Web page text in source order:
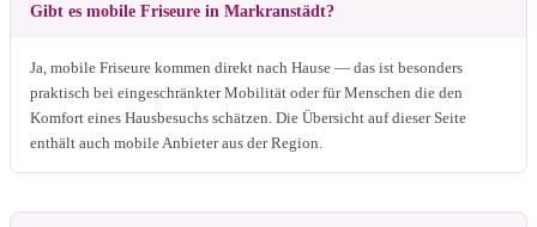
Gibt es mobile Friseure in Markranstädt?
Ja, mobile Friseure kommen direkt nach Hause — das ist besonders
praktisch bei eingeschränkter Mobilität oder für Menschen die den
Komfort eines Hausbesuchs schätzen. Die Übersicht auf dieser Seite
enthält auch mobile Anbieter aus der Region.